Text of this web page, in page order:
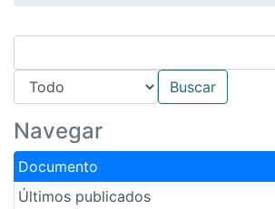
Navegar
Documento
Últimos publicados